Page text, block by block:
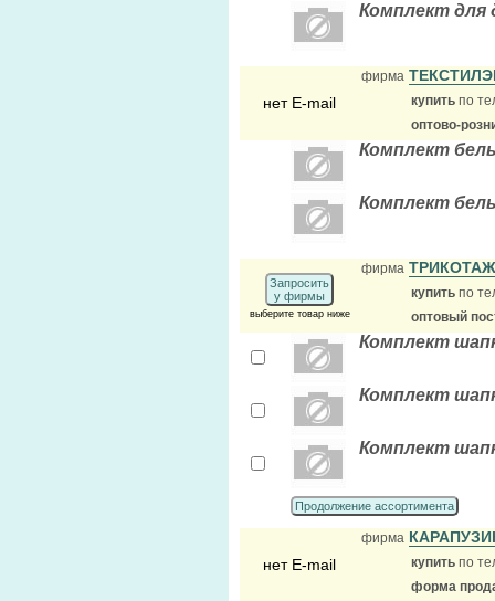
Комплект для
нет E-mail
фирма
купить по
оптово-
Комплект
Комплект
Запросить
у фирмы
выберите товар ниже
фирма
купить по
оптовый
Комплект
Комплект
Комплект
Продолжение ассортимента
нет E-mail
фирма
купить по
форма